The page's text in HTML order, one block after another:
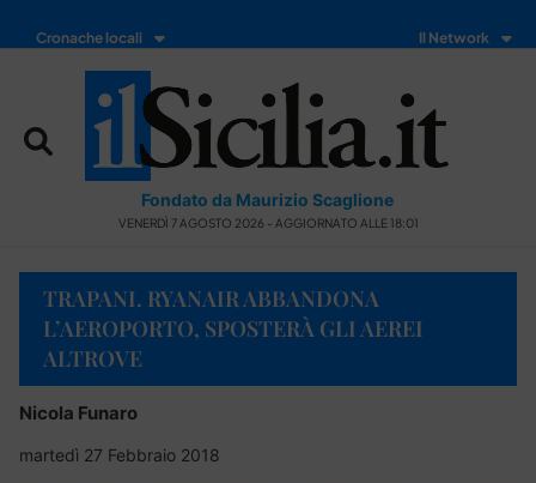
Cronache locali Il Network
Fondato da Maurizio Scaglione
VENERDÌ 7 AGOSTO 2026 - AGGIORNATO ALLE 18:01
TRAPANI. RYANAIR ABBANDONA
L’AEROPORTO, SPOSTERÀ GLI AEREI
ALTROVE
Nicola Funaro
martedì 27 Febbraio 2018